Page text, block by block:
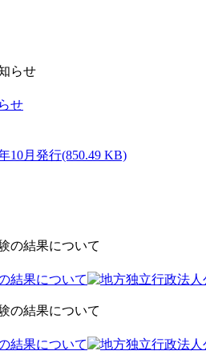
せ
(850.49 KB)
結果について
結果について